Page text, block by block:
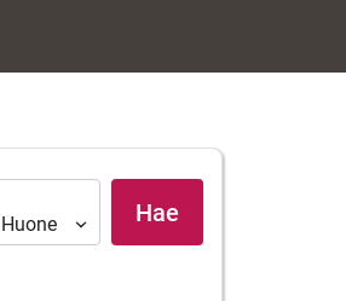
Huone Hae